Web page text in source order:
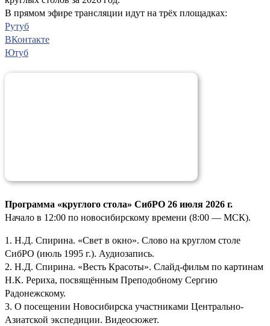
В прямом эфире трансляции идут на трёх площадках:
Рутуб
ВКонтакте
Ютуб
Программа «круглого стола» СибРО 26 июля 2026 г.
Начало в 12:00 по новосибирскому времени (8:00 — МСК).
1. Н.Д. Спирина. «Свет в окно». Слово на круглом столе
СибРО (июль 1995 г.). Аудиозапись.
2. Н.Д. Спирина. «Весть Красоты». Слайд-фильм по картинам
Н.К. Рериха, посвящённым Преподобному Сергию
Радонежскому.
3. О посещении Новосибирска участниками Центрально-
Азиатской экспедиции. Видеосюжет.